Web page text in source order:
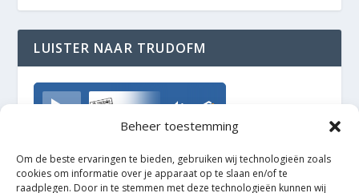
Beheer toestemming
Om de beste ervaringen te bieden, gebruiken wij technologieën zoals
cookies om informatie over je apparaat op te slaan en/of te
raadplegen. Door in te stemmen met deze technologieën kunnen wij
LUISTER NAAR TRUDOFM
TrudoFM